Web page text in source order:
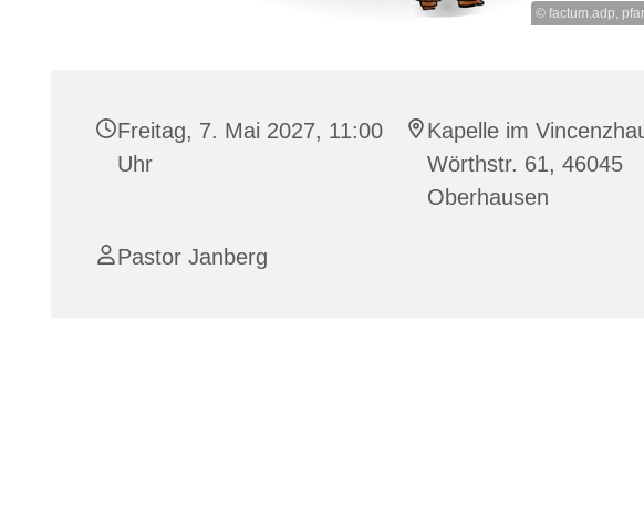
© factum.adp,
Freitag, 7. Mai 2027, 11:00
Uhr
Kapelle im
Wörthstr. 61, 46045
Oberhausen
Pastor Janberg